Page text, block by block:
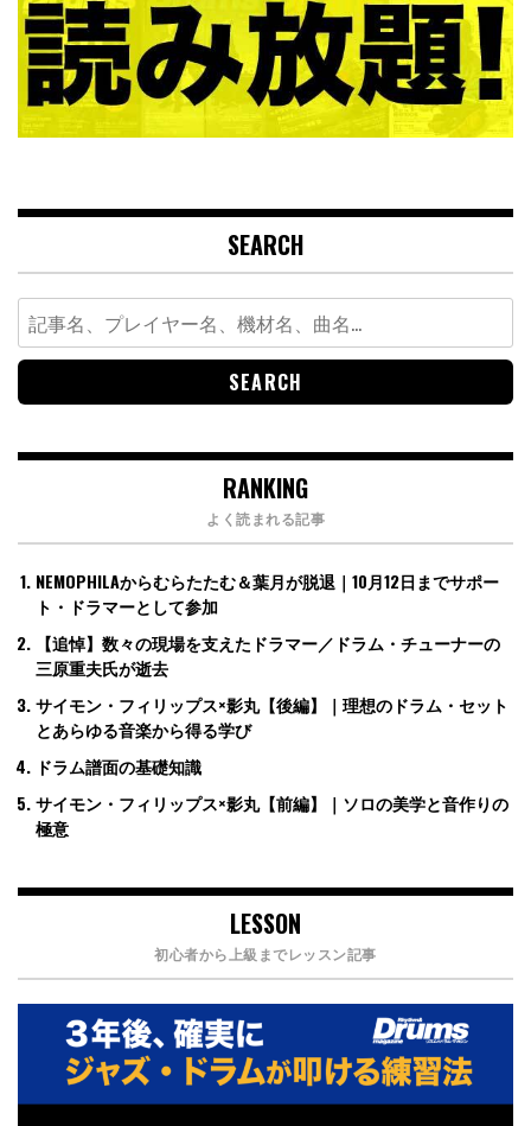
SEARCH
Search
for:
RANKING
よく読まれる記事
NEMOPHILAからむらたたむ＆葉月が脱退｜10月12日までサポー
ト・ドラマーとして参加
【追悼】数々の現場を支えたドラマー／ドラム・チューナーの
三原重夫氏が逝去
サイモン・フィリップス×影丸【後編】｜理想のドラム・セット
とあらゆる音楽から得る学び
ドラム譜面の基礎知識
サイモン・フィリップス×影丸【前編】｜ソロの美学と音作りの
極意
LESSON
初心者から上級までレッスン記事